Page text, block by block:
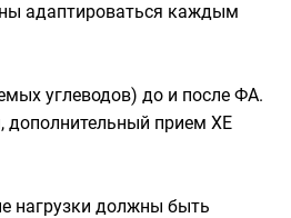
адаптироваться каждым
углеводов) до и после ФА.
дополнительный прием ХЕ
нагрузки должны быть